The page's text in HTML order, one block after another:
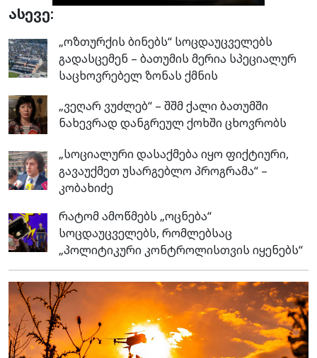
ასევე:
„ოზთურქის ბინებს“ სოცდაუცველებს
გადასცემენ – ბათუმის მერია სპეციალურ
საცხოვრებელ ზონას ქმნის
„ვეღარ ვუძლებ“ – შშმ ქალი ბათუმში
ნახევრად დანგრეულ ქოხში ცხოვრობს
„სოციალური დასაქმება იყო ფიქტიური,
გავაუქმეთ უსარგებლო პროგრამა“ –
კობახიძე
რატომ ამოწმებს „ოცნება“
სოცდაუცველებს, რომლებსაც
„პოლიტიკური კონტროლისთვის იყენებს“